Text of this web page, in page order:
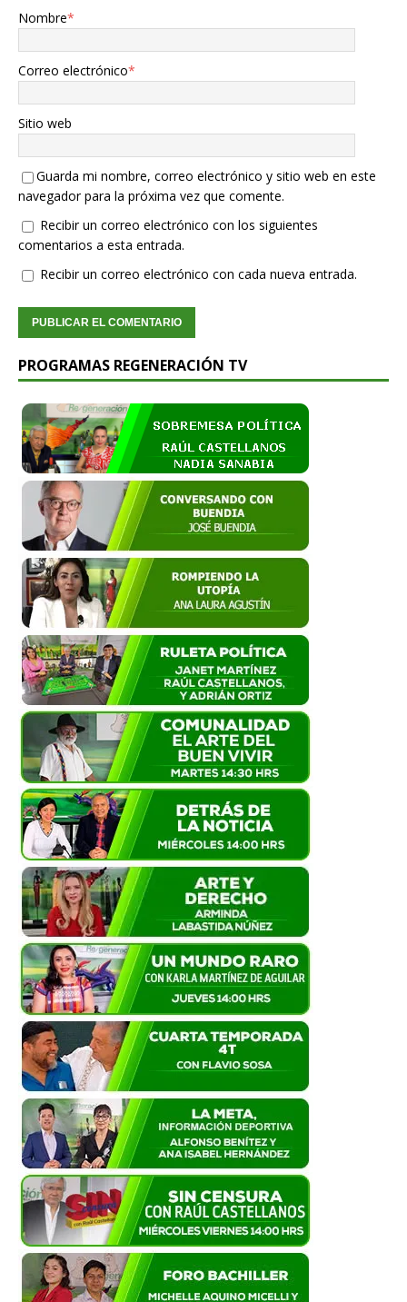
Nombre*
Correo electrónico*
Sitio web
Guarda mi nombre, correo electrónico y sitio web en este
navegador para la próxima vez que comente.
Recibir un correo electrónico con los siguientes
comentarios a esta entrada.
Recibir un correo electrónico con cada nueva entrada.
PROGRAMAS REGENERACIÓN TV